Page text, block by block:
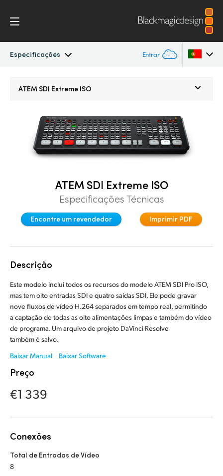
Especificações Entrar
Controle por Software
Como Começar
Advanced Panel
Especificações
Austria
Brazil
China
Denmark
Hong Kong SAR, China
India
Italy
Japan
ATEM SDI Extreme ISO
ATEM SDI Extreme ISO
Especificações Técnicas
Encontre um revendedor Imprimir PDF
Descrição
Este modelo inclui todos os recursos do modelo ATEM SDI Pro ISO,
mas tem oito entradas SDI e quatro saídas SDI. Ele pode gravar
nove fluxos de vídeo H.264 separados em tempo real, permitindo
a captação de todas as oito alimentações limpas e também do vídeo
de programa. Um arquivo de projeto DaVinci Resolve
também é salvo.
Baixar Manual
Baixar Software
Preço
€1 339
Conexões
Total de Entradas de Vídeo
8